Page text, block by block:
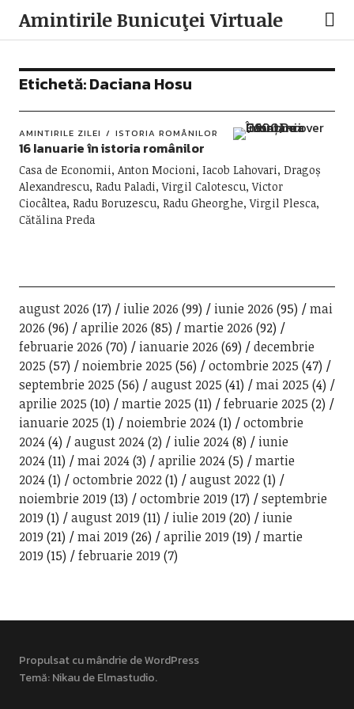
Amintirile Bunicuţei Virtuale
Etichetă:Daciana Hosu
AMINTIRILE ZILEI ISTORIA ROMÂNILOR
16 Ianuarie în istoria românilor
Casa de Economii, Anton Mocioni, Iacob Lahovari, Dragoș
Alexandrescu, Radu Paladi, Virgil Calotescu, Victor
Ciocâltea, Radu Boruzescu, Radu Gheorghe, Virgil Plesca,
Cătălina Preda
august 2026 (17) iulie 2026 (99) iunie 2026 (95)
mai
2026 (96) aprilie 2026 (85) martie 2026 (92)
februarie 2026 (70) ianuarie 2026 (69)
decembrie
2025 (57) noiembrie 2025 (56) octombrie 2025 (47)
septembrie 2025 (56) august 2025 (41) mai 2025 (4)
aprilie 2025 (10) martie 2025 (11) februarie 2025 (2)
ianuarie 2025 (1) noiembrie 2024(1)
octombrie
2024(4) august 2024(2) iulie 2024(8)
iunie
2024(11) mai 2024(3) aprilie 2024(5)
martie
2024(1) octombrie 2022(1) august 2022(1)
noiembrie 2019 (13) octombrie 2019 (17)
septembrie
2019 (1) august 2019 (11) iulie 2019 (20)
iunie
2019 (21) mai 2019 (26) aprilie 2019 (19)
martie
2019 (15) februarie 2019 (7)
Propulsat cu mândrie de WordPress
Temă: Nikau deElmastudio.